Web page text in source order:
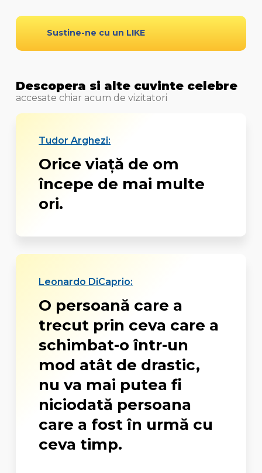
Sustine-ne cu un LIKE
Descopera si alte cuvinte celebre
accesate chiar acum de vizitatori
Tudor Arghezi:
Orice viață de om
începe de mai multe
ori.
Leonardo DiCaprio:
O persoană care a
trecut prin ceva care a
schimbat-o într-un
mod atât de drastic,
nu va mai putea fi
niciodată persoana
care a fost în urmă cu
ceva timp.